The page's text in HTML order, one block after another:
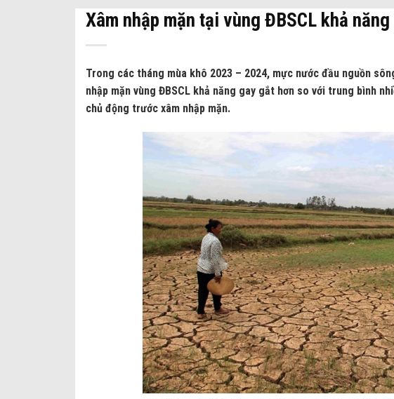
Xâm nhập mặn tại vùng ĐBSCL khả
Trong các tháng mùa khô 2023 – 2024, mực nước đầu nguồn
nhập mặn vùng ĐBSCL khả năng gay gắt hơn so với trung bình
chủ động trước xâm nhập mặn.